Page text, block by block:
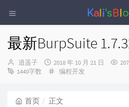
最新BurpSuite
博
主：
逍遥子
发
布
2018 年 10 月 21 日
1440字数
分
编程开发
首页 正文